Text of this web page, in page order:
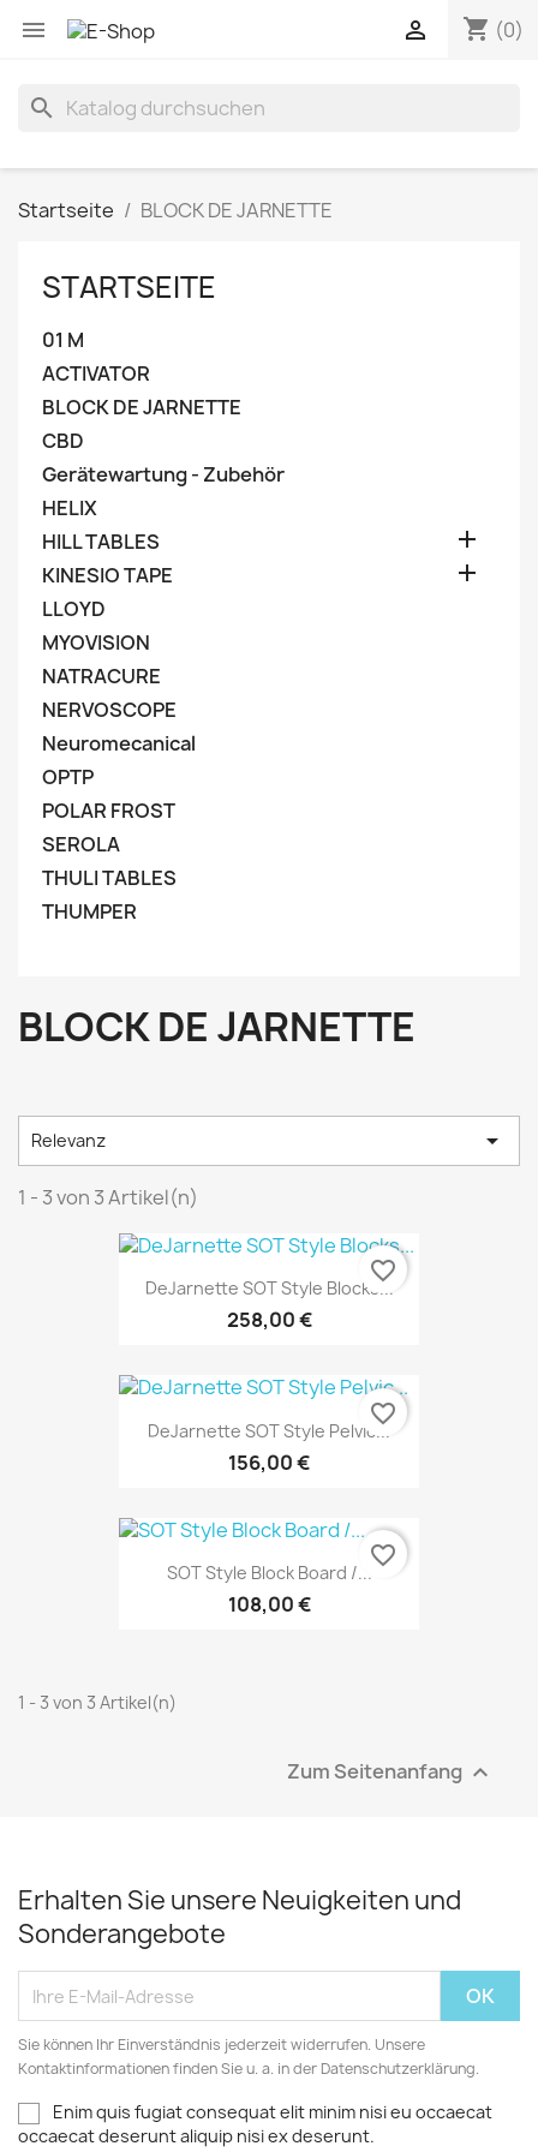
 shopping_cart (0)

search
Startseite BLOCK DE JARNETTE
STARTSEITE
01 M
ACTIVATOR
BLOCK DE JARNETTE
CBD
Gerätewartung - Zubehör
HELIX
HILL TABLES

KINESIO TAPE 
LLOYD
MYOVISION
NATRACURE
NERVOSCOPE
Neuromecanical
OPTP
POLAR FROST
SEROLA
THULI TABLES
THUMPER
BLOCK DE JARNETTE
Relevanz 
1 - 3 von 3 Artikel(n)
DeJarnette SOT Style Blocks...
258,00 €
favorite_border
DeJarnette SOT Style Pelvic...
156,00 €
favorite_border
SOT Style Block Board /...
108,00 €
favorite_border
1 - 3 von 3 Artikel(n)
Zum Seitenanfang 
Erhalten Sie unsere Neuigkeiten und
Sonderangebote
Sie können Ihr Einverständnis jederzeit widerrufen. Unsere
Kontaktinformationen finden Sie u. a. in der Datenschutzerklärung.
Enim quis fugiat consequat elit minim nisi eu occaecat
occaecat deserunt aliquip nisi ex deserunt.